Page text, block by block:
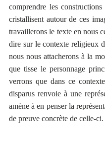
comprendre les
cristallisent autour de ces
travaillerons le texte en nous
dire sur le contexte religieux
nous nous attacherons à la
que tisse le personnage
verrons que dans ce
disparus renvoie à une
amène à en penser la
de preuve concrète de celle-ci.